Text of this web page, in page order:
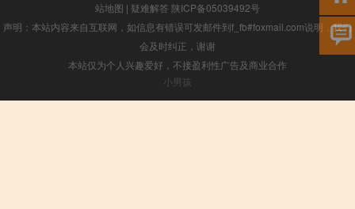
站地图 | 疑难解答 陕ICP备05039492号
声明：本站内容来自互联网，如信息有错误可发邮件到f_fb#foxmail.com说明，我们
会及时纠正，谢谢
本站仅为个人兴趣爱好，不接盈利性广告及商业合作
小男孩